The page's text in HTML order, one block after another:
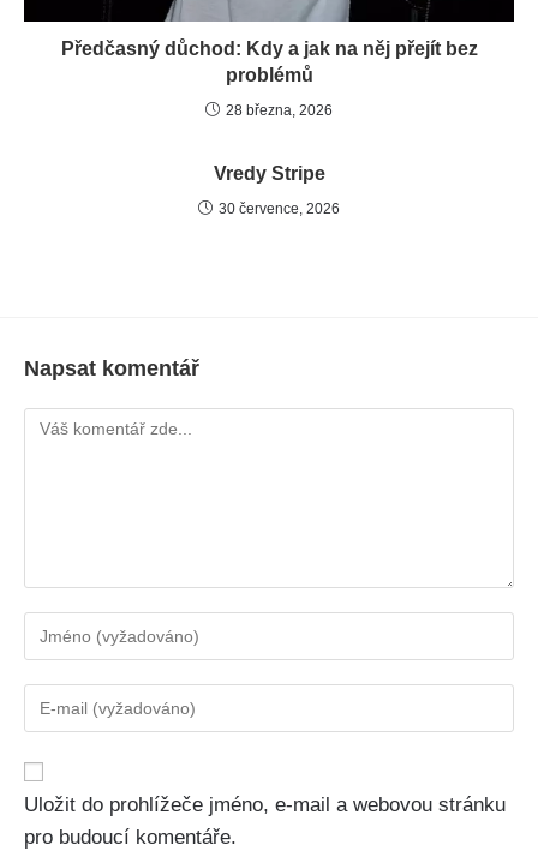
Předčasný důchod: Kdy a jak na něj přejít bez
problémů
28 března, 2026
Vredy Stripe
30 července, 2026
Napsat komentář
Uložit do prohlížeče jméno, e-mail a webovou stránku
pro budoucí komentáře.